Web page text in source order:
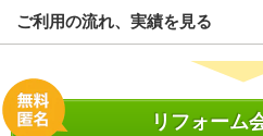
ご利用の流れ、実績を見る
リフォーム